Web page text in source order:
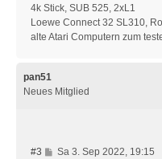
4k Stick, SUB 525, 2xL1
Loewe Connect 32 SL310,
alte Atari Computern zum
pan51
Neues Mitglied
#3
BSa 3. Sep 2022, 19:15